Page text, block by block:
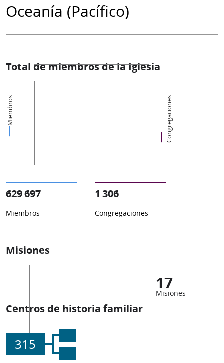
Oceanía (Pacífico)
Total de miembros de la Iglesia
Miembros Congregaciones
629 697
Miembros
1 306
Congregaciones
Misiones
17
Misiones
Centros de historia familiar
315